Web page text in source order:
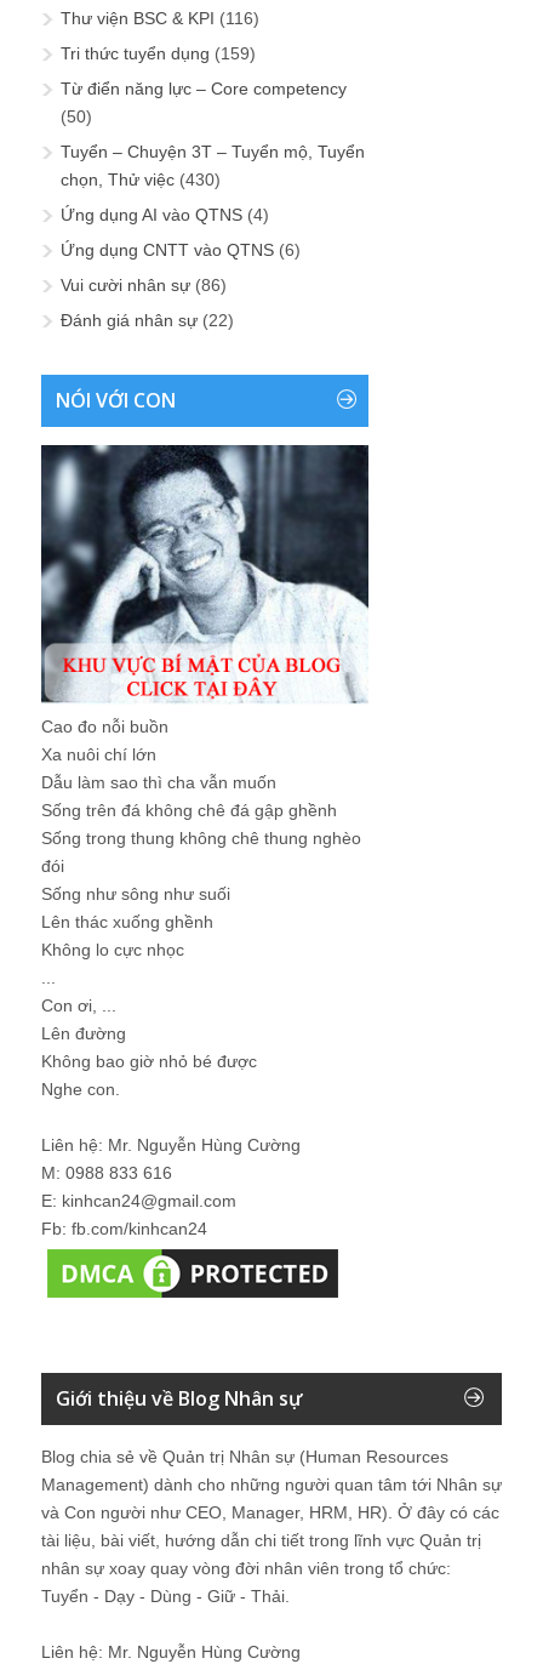
Thư viện BSC & KPI (116)
Tri thức tuyển dụng (159)
Từ điển năng lực – Core competency
(50)
Tuyển – Chuyện 3T – Tuyển mộ, Tuyển
chọn, Thử việc (430)
Ứng dụng AI vào QTNS (4)
Ứng dụng CNTT vào QTNS (6)
Vui cười nhân sự (86)
Đánh giá nhân sự (22)
NÓI VỚI CON
Cao đo nỗi buồn
Xa nuôi chí lớn
Dẫu làm sao thì cha vẫn muốn
Sống trên đá không chê đá gập ghềnh
Sống trong thung không chê thung nghèo
đói
Sống như sông như suối
Lên thác xuống ghềnh
Không lo cực nhọc
Con ơi, ...
Lên đường
Không bao giờ nhỏ bé được
Nghe con.
Liên hệ: Mr. Nguyễn Hùng Cường
M: 0988 833 616
E: kinhcan24@gmail.com
Fb: fb.com/kinhcan24
Giới thiệu về Blog Nhân sự
Blog chia sẻ về Quản trị Nhân sự (Human Resources
Management) dành cho những người quan tâm tới Nhân sự
và Con người như CEO, Manager, HRM, HR). Ở đây có các
tài liệu, bài viết, hướng dẫn chi tiết trong lĩnh vực Quản trị
nhân sự xoay quay vòng đời nhân viên trong tổ chức:
Tuyển - Dạy - Dùng - Giữ - Thải.
Liên hệ: Mr. Nguyễn Hùng Cường